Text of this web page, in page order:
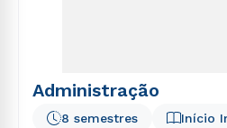
Administração
Início
8 semestres